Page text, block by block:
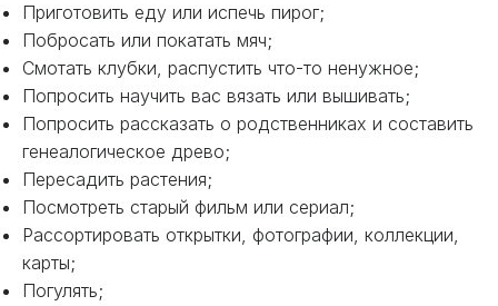
Приготовить еду или испечь пирог;
Побросать или покатать мяч;
Смотать клубки, распустить что-то ненужное;
Попросить научить вас вязать или вышивать;
Попросить рассказать о родственниках и составить
генеалогическое древо;
Пересадить растения;
Посмотреть старый фильм или сериал;
Рассортировать открытки, фотографии, коллекции,
карты;
Погулять;